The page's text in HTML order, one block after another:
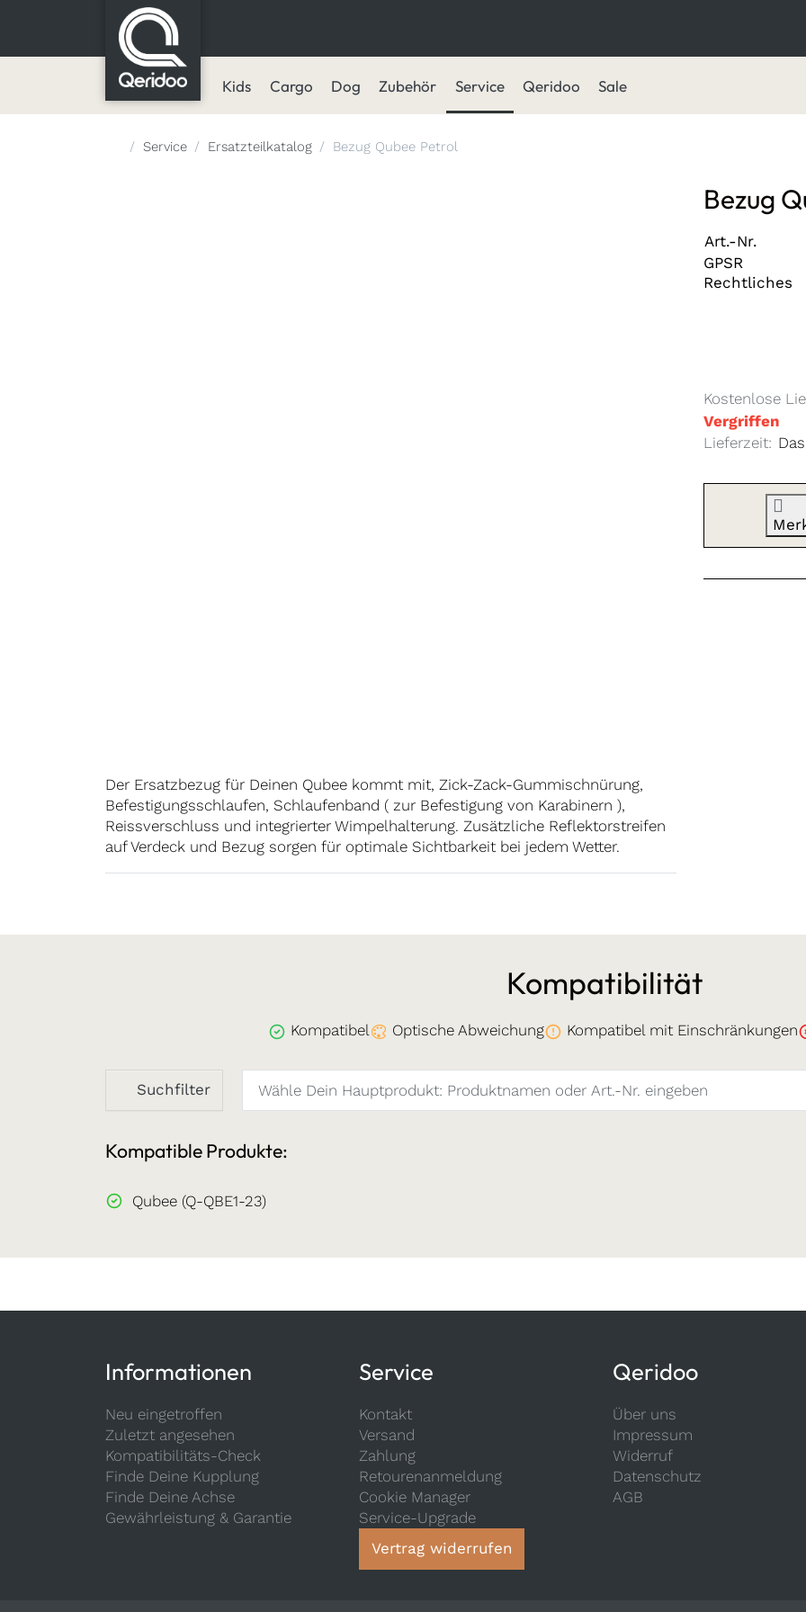
Kids Cargo Dog Zubehör Service Qeridoo Sale
Startseite
Service Ersatzteilkatalog Bezug Qubee Petrol
Der Ersatzbezug für Deinen Qubee kommt mit, Zick-Zack-Gummischnürung,
Befestigungsschlaufen, Schlaufenband ( zur Befestigung von Karabinern ),
Reissverschluss und integrierter Wimpelhalterung. Zusätzliche Reflektorstreifen
auf Verdeck und Bezug sorgen für optimale Sichtbarkeit bei jedem Wetter.
Bezug
Art.-Nr.
GPSR
Rechtliches
Kostenlose
Vergriffen
Lieferzeit:
Kompatibilität
Kompatibel Optische Abweichung Kompatibel mit Einschränkungen
Suchfilter
Kompatible Produkte:
Qubee (Q-QBE1-23)
Informationen
Neu eingetroffen
Zuletzt angesehen
Kompatibilitäts-Check
Finde Deine Kupplung
Finde Deine Achse
Gewährleistung & Garantie
Service
Kontakt
Versand
Zahlung
Retourenanmeldung
Cookie Manager
Service-Upgrade
Vertrag widerrufen
Qeridoo
Über uns
Impressum
Widerruf
Datenschutz
AGB